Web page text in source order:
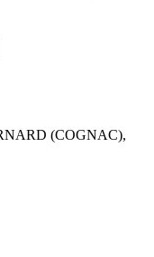
(COGNAC),